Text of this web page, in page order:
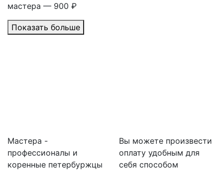
мастера — 900 ₽
Показать больше
Мастера -
профессионалы и
коренные петербуржцы
Вы можете произвести
оплату удобным для
себя способом